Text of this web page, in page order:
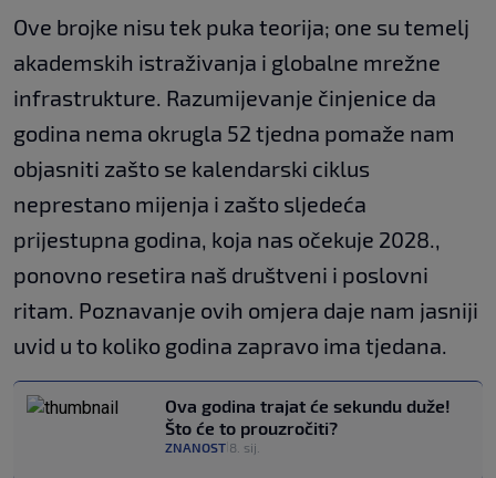
Ove brojke nisu tek puka teorija; one su temelj
akademskih istraživanja i globalne mrežne
infrastrukture. Razumijevanje činjenice da
godina nema okrugla 52 tjedna pomaže nam
objasniti zašto se kalendarski ciklus
neprestano mijenja i zašto sljedeća
prijestupna godina, koja nas očekuje 2028.,
ponovno resetira naš društveni i poslovni
ritam. Poznavanje ovih omjera daje nam jasniji
uvid u to koliko godina zapravo ima tjedana.
Ova godina trajat će sekundu duže!
Što će to prouzročiti?
ZNANOST 8. sij.